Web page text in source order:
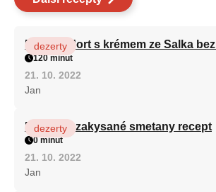
Patrový dort s krémem ze Salka
dezerty
120 minut
21. 10. 2022
Jan
Fánky ze zakysané smetany recept
dezerty
0 minut
21. 10. 2022
Jan